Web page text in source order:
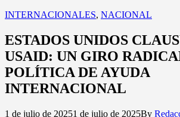
INTERNACIONALES, NACIONAL
ESTADOS UNIDOS
USAID: UN GIRO
POLÍTICA DE AYUDA
INTERNACIONAL
1 de julio de 20251 de julio de 2025By